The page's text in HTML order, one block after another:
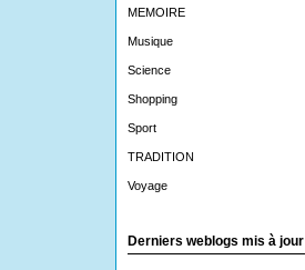
MEMOIRE
Musique
Science
Shopping
Sport
TRADITION
Voyage
Derniers weblogs mis à jour